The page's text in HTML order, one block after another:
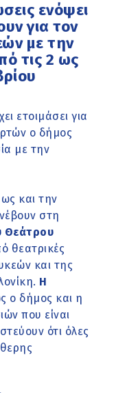
ενόψει
για τον
με την
τις 2 ως
ετοιμάσει για
ο δήμος
με την
ως και την
στη
Θεάτρου
θεατρικές
και της
Η
ο δήμος και η
που είναι
ότι όλες